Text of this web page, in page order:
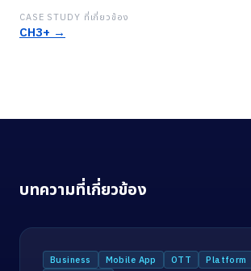
CASE STUDY ที่เกี่ยวข้อง
CH3+ →
บทความที่เกี่ยวข้อง
Business Mobile App OTT
Platform